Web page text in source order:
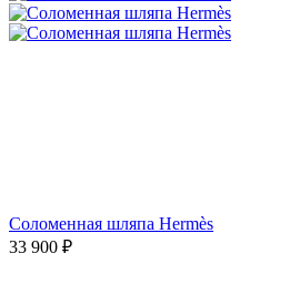
Соломенная шляпа Hermès
33 900 ₽